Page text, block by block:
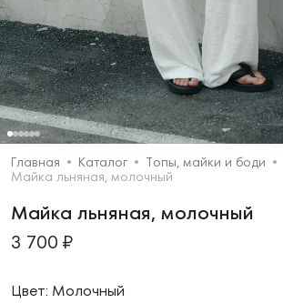
Главная Каталог
Топы, майки и боди
Майка льняная, молочный
Майка льняная, молочный
3 700 ₽
Цвет: Молочный